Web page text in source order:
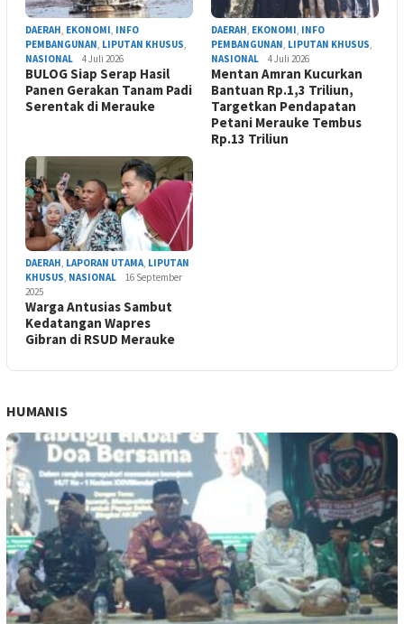
DAERAH, EKONOMI, INFO
PEMBANGUNAN, LIPUTAN KHUSUS,
NASIONAL
4 Juli 2026
BULOG Siap Serap Hasil
Panen Gerakan Tanam Padi
Serentak di Merauke
DAERAH, EKONOMI, INFO
PEMBANGUNAN, LIPUTAN KHUSUS,
NASIONAL
4 Juli 2026
Mentan Amran Kucurkan
Bantuan Rp.1,3 Triliun,
Targetkan Pendapatan
Petani Merauke Tembus
Rp.13 Triliun
DAERAH LAPORAN UTAMA LIPUTAN
KHUSUS NASIONAL
16 September
2025
Warga Antusias Sambut
Kedatangan Wapres
Gibran di RSUD Merauke
HUMANIS